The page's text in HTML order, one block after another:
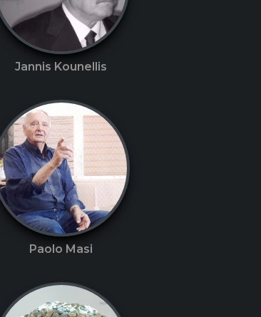
Jannis Kounellis
Paolo Masi